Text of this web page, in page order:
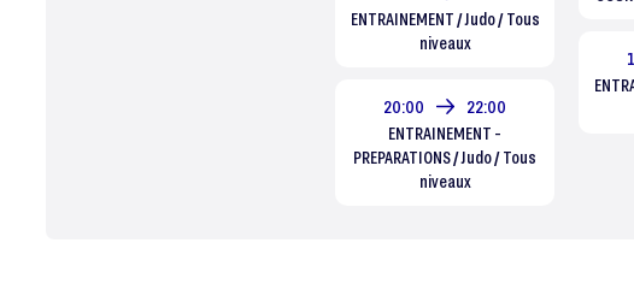
ENTRAINEMENT / Judo / Tous
niveaux
20:00
22:00
ENTRAINEMENT -
PREPARATIONS / Judo / Tous
niveaux